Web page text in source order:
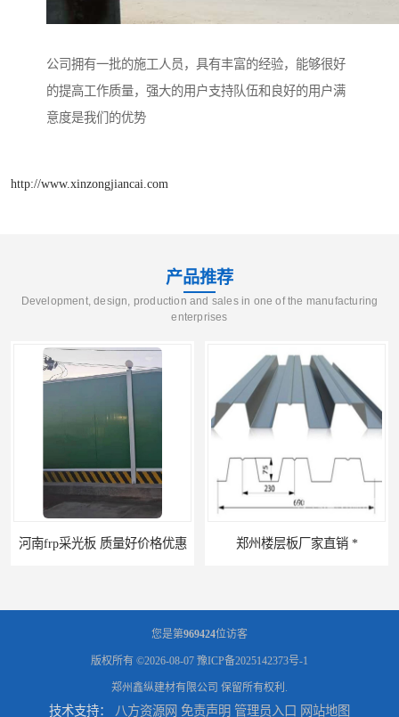
公司拥有一批的施工人员，具有丰富的经验，能够很好
的提高工作质量，强大的用户支持队伍和良好的用户满
意度是我们的优势
http://www.xinzongjiancai.com
产品推荐
Development, design, production and sales in one of the manufacturing
enterprises
河南frp采光板 质量好价格优惠 郑州楼层板厂家直销 *
您是第969424位访客
版权所有 ©2026-08-07 豫ICP备2025142373号-1
郑州鑫纵建材有限公司 保留所有权利.
技术支持： 八方资源网 免责声明 管理员入口 网站地图